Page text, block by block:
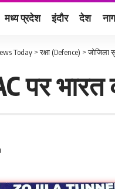
मध्य प्रदेश इंदौर देश
Today >रक्षा (Defence) >जोजिला
पर भारत